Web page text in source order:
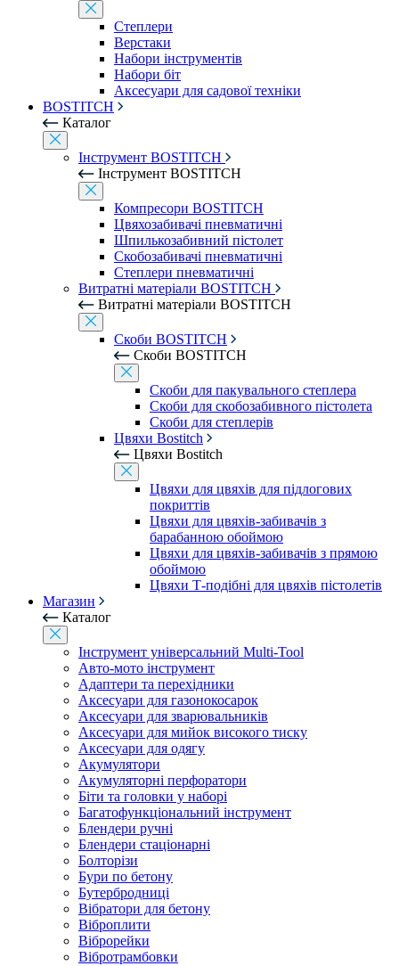
Степлери
Верстаки
Набори інструментів
Набори біт
Аксесуари для садової техніки
BOSTITCH
Каталог
Інструмент BOSTITCH
Інструмент BOSTITCH
Компресори BOSTITCH
Цвяхозабивачі пневматичні
Шпилькозабивний пістолет
Скобозабивачі пневматичні
Степлери пневматичні
Витратні матеріали BOSTITCH
Витратні матеріали BOSTITCH
Скоби BOSTITCH
Скоби BOSTITCH
Скоби для пакувального степлера
Скоби для скобозабивного пістолета
Скоби для степлерів
Цвяхи Bostitch
Цвяхи Bostitch
Цвяхи для цвяхів для підлогових
покриттів
Цвяхи для цвяхів-забивачів з
барабанною обоймою
Цвяхи для цвяхів-забивачів з прямою
обоймою
Цвяхи Т-подібні для цвяхів пістолетів
Магазин
Каталог
Інструмент універсальний Multi-Tool
Авто-мото інструмент
Адаптери та перехідники
Аксесуари для газонокосарок
Аксесуари для зварювальників
Аксесуари для мийок високого тиску
Аксесуари для одягу
Акумулятори
Акумуляторні перфоратори
Біти та головки у наборі
Багатофункціональний інструмент
Блендери ручні
Блендери стаціонарні
Болторізи
Бури по бетону
Бутербродниці
Вібратори для бетону
Віброплити
Віброрейки
Вібротрамбовки